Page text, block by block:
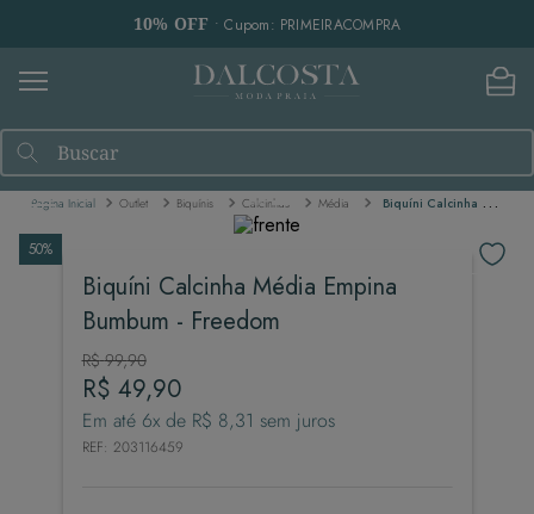
10% OFF • Cupom: PRIMEIRACOMPRA
Buscar
Outlet Biquínis Calcinhas Média Biquíni Calcinha Média Empina Bumbum - Freedom
50%
Biquíni Calcinha Média Empina
Bumbum - Freedom
R$ 99,90
R$ 49,90
Em até 6x de R$ 8,31 sem juros
REF: 203116459